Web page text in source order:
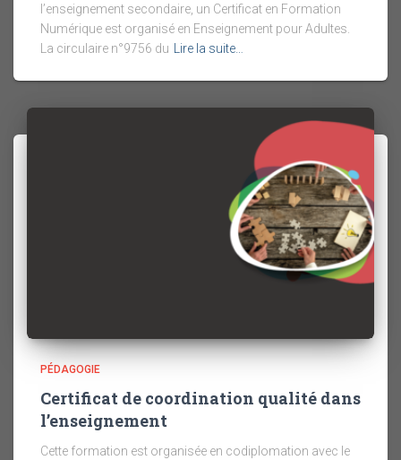
l’enseignement secondaire, un Certificat en Formation
Numérique est organisé en Enseignement pour Adultes.
La circulaire n°9756 du Lire la suite…
PÉDAGOGIE
Certificat de coordination qualité dans
l’enseignement
Cette formation est organisée en codiplomation avec le